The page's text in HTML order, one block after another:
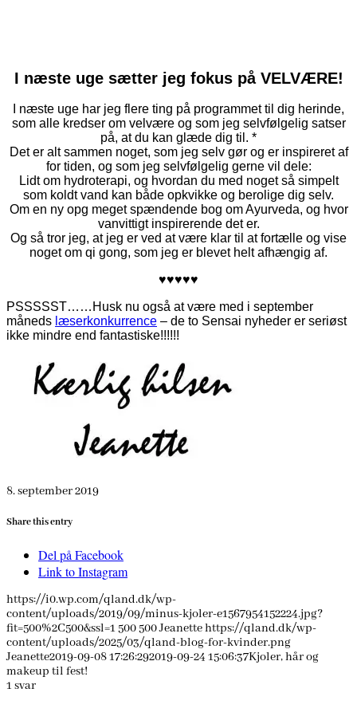
I næste uge sætter jeg fokus på VELVÆRE!
I næste uge har jeg flere ting på programmet til dig herinde,
som alle kredser om velvære og som jeg selvfølgelig satser
på, at du kan glæde dig til. *
Det er alt sammen noget, som jeg selv gør og er inspireret af
for tiden, og som jeg selvfølgelig gerne vil dele:
Lidt om hydroterapi, og hvordan du med noget så simpelt
som koldt vand kan både opkvikke og berolige dig selv.
Om en ny opg meget spændende bog om Ayurveda, og hvor
vanvittigt inspirerende det er.
Og så tror jeg, at jeg er ved at være klar til at fortælle og vise
noget om qi gong, som jeg er blevet helt afhængig af.
♥♥♥♥♥
PSSSSST……Husk nu også at være med i september
måneds læserkonkurrence – de to Sensai nyheder er seriøst
ikke mindre end fantastiske!!!!!!
8. september 2019
Share this entry
Del på Facebook
Link to Instagram
https://i0.wp.com/qland.dk/wp-
content/uploads/2019/09/minus-kjoler-e1567954152224.jpg?
fit=500%2C500&ssl=1 500500Jeanettehttps://qland.dk/wp-
content/uploads/2025/03/qland-blog-for-kvinder.png
Jeanette2019-09-08 17:26:292019-09-24 15:06:37Kjoler, hår og
makeup til fest!
1 svar